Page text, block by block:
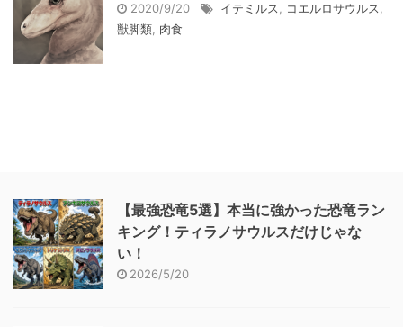
2020/9/20 イテミルス コエルロサウルス
獣脚類 肉食
【最強恐竜5選】本当に強かった恐竜ラン
キング！ティラノサウルスだけじゃな
い！
2026/5/20